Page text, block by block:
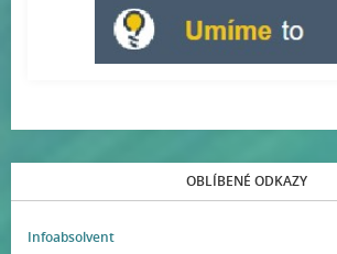
OBLÍBENÉ ODKAZY
Infoabsolvent